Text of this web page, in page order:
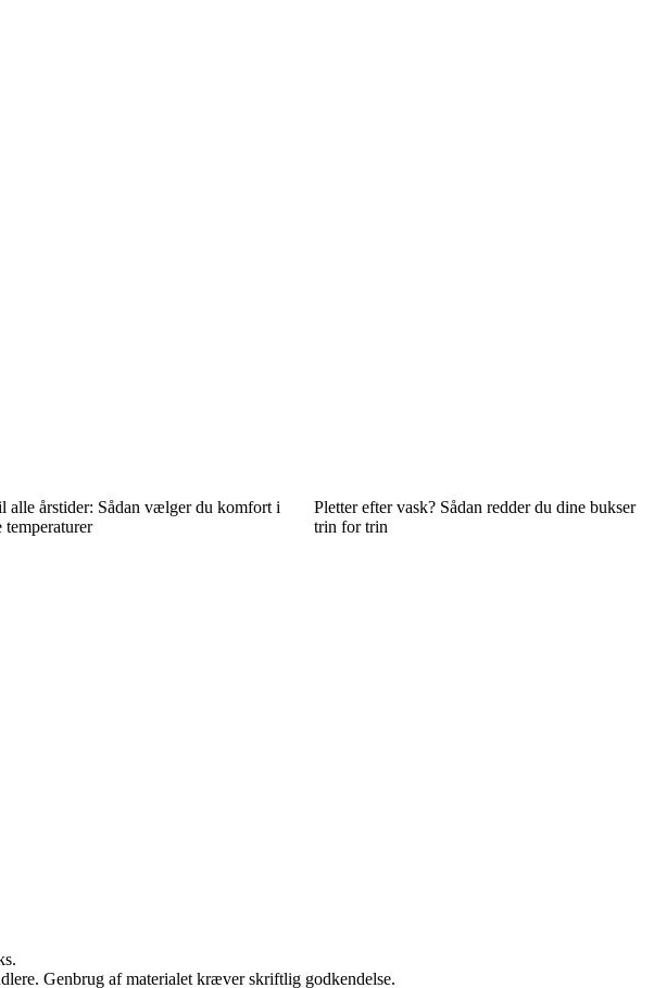
alle årstider: Sådan vælger du komfort i
temperaturer
Pletter efter vask? Sådan redder du dine bukser
trin for trin
Genbrug af materialet kræver skriftlig godkendelse.